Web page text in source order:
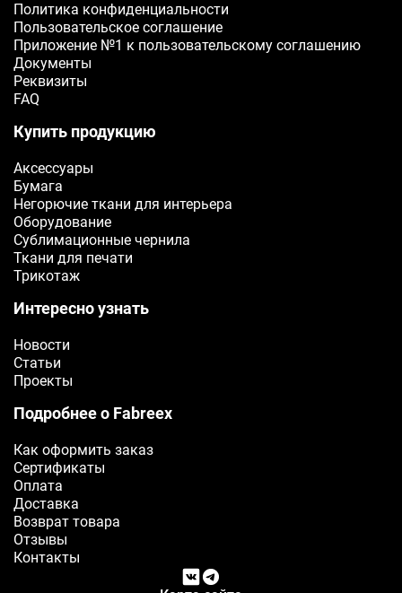
Политика конфиденциальности
Пользовательское соглашение
Приложение №1 к пользовательскому соглашению
Документы
Реквизиты
FAQ
Купить продукцию
Аксессуары
Бумага
Негорючие ткани для интерьера
Оборудование
Сублимационные чернила
Ткани для печати
Трикотаж
Интересно узнать
Новости
Статьи
Проекты
Подробнее о Fabreex
Как оформить заказ
Сертификаты
Оплата
Доставка
Возврат товара
Отзывы
Контакты